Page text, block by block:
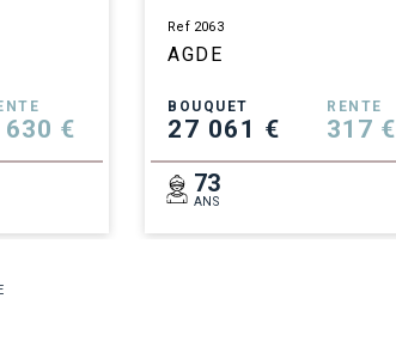
630 €
Ref 2063
AGDE
BOUQUET
27 061 €
RENTE
317 €
73
ANS